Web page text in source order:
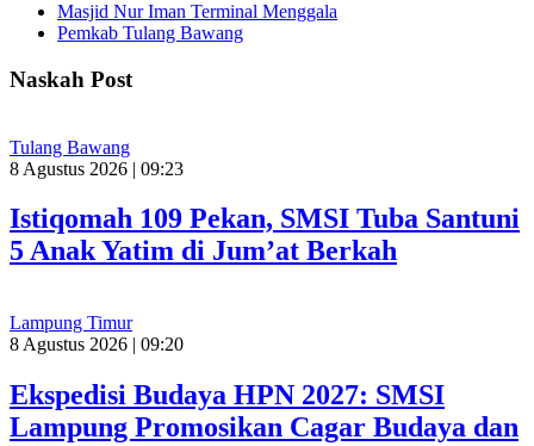
Masjid Nur Iman Terminal Menggala
Pemkab Tulang Bawang
Naskah Post
Tulang Bawang
8 Agustus 2026 | 09:23
Istiqomah 109 Pekan, SMSI Tuba Santuni
5 Anak Yatim di Jum’at Berkah
Lampung Timur
8 Agustus 2026 | 09:20
Ekspedisi Budaya HPN 2027: SMSI
Lampung Promosikan Cagar Budaya dan